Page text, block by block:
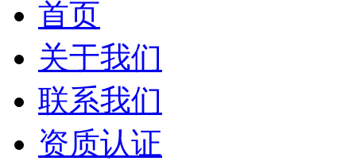
首页
关于我们
联系我们
资质认证